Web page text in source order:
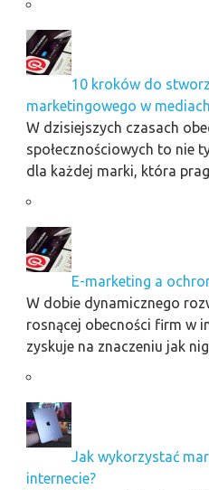
10 kroków do
marketingowego w
W dzisiejszych czasach
społecznościowych to nie
dla każdej marki, która
E-marketing a
W dobie dynamicznego
rosnącej obecności firm w
zyskuje na znaczeniu jak
Jak wykorzystać
internecie?